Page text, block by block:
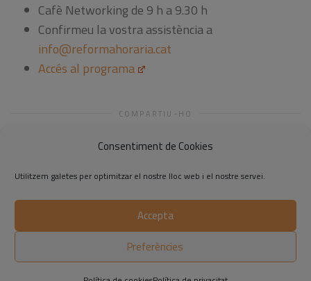
Consentiment de Cookies
Utilitzem galetes per optimitzar el nostre lloc web i el nostre servei.
Accepta
Preferències
Cafè Networking de 9 h a 9.30 h
Confirmeu la vostra assistència a
info@reformahoraria.cat
Accés al programa
COMPARTIU-HO
©2014-2026 Respon.cat
Política de privadesa Política de cookies